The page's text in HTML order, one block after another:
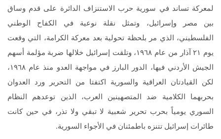
لمعركة تساند في سورية حرب الاستنزاف الدائرة على قدم وساق
بين مصر وإسرائيل، وتمثل نقلة نوعية في الكفاح الوطني
الفلسطيني، الذي مر بلحظة تحولية بعد معركة الكرامة، التي وقعت
يوم ٢١ آذار من عام ١٩٦٨، وتلقت إسرائيل خلالها ضربة مؤلمة أسهم
الجيش الأردني فيها، الدور البارز في مواجهة العدو منذ عام ١٩٦٨،
لكن القيادتان العراقية والسورية اكتفتا من التحرير ورد العدوان
بحربهما الكلامية ضد المتصهينين العرب، الذين توعدهم النظام
السوري يومياً بحرب تحرير شعبية لا تبقي ولا تذر، في حين كانت
طائرات إسرائيل تتنزه باطمئنان في الأجواء السورية.